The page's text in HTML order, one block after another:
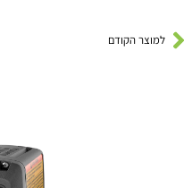
למוצר הקודם